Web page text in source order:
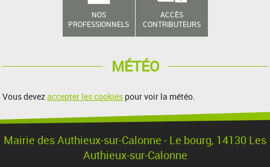
NOS
PROFESSIONNELS
ACCÈS
CONTRIBUTEURS
MÉTÉO
Vous devezaccepter les cookies pour voir la météo.
Mairie des Authieux-sur-Calonne - Le bourg, 14130 Les
Authieux-sur-Calonne